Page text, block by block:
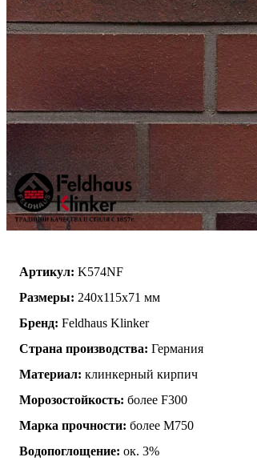
Артикул: K574NF
Размеры: 240х115х71 мм
Бренд: Feldhaus Klinker
Страна производства: Германия
Материал: клинкерный кирпич
Морозостойкость: более F300
Марка прочности: более М750
Водопоглощение: ок. 3%